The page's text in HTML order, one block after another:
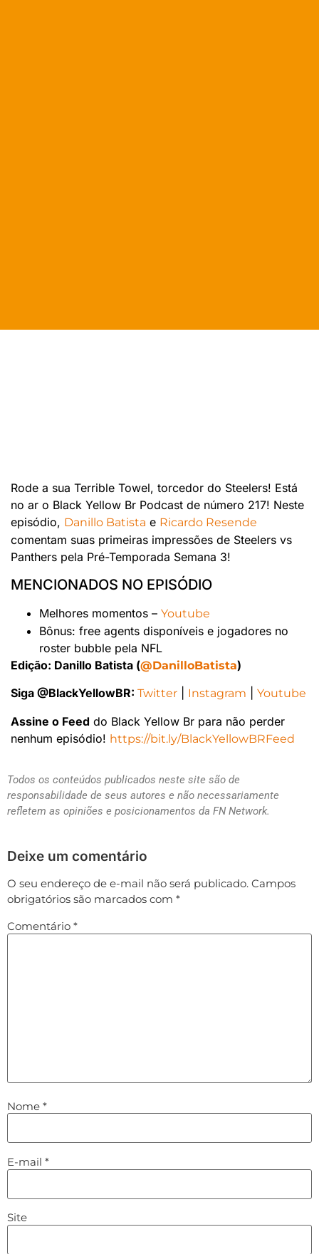
Rode a sua Terrible Towel, torcedor do Steelers! Está
no ar o Black Yellow Br Podcast de número 217! Neste
episódio, Danillo Batista e Ricardo Resende
comentam suas primeiras impressões de Steelers vs
Panthers pela Pré-Temporada Semana 3!
MENCIONADOS NO EPISÓDIO
Melhores momentos – Youtube
Bônus: free agents disponíveis e jogadores no
roster bubble pela NFL
Edição: Danillo Batista (@DanilloBatista)
Siga @BlackYellowBR: Twitter Instagram Youtube
Assine o Feed do Black Yellow Br para não perder
nenhum episódio! https://bit.ly/BlackYellowBRFeed
Todos os conteúdos publicados neste site são de
responsabilidade de seus autores e não necessariamente
refletem as opiniões e posicionamentos da FN Network.
Deixe um comentário
O seu endereço de e-mail não será publicado. Campos
obrigatórios são marcados com *
Comentário *
Nome *
E-mail *
Site